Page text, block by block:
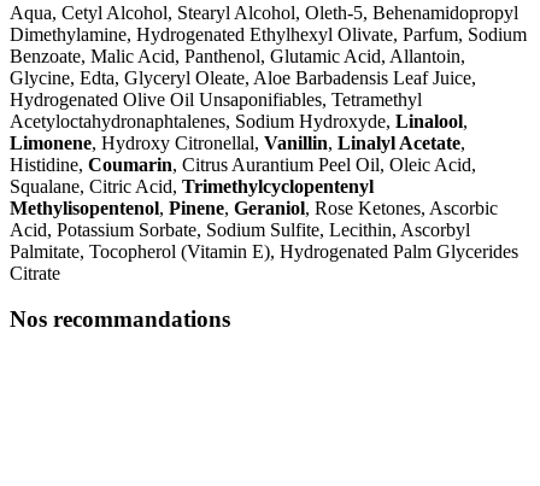
Aqua, Cetyl Alcohol, Stearyl Alcohol, Oleth-5, Behenamidopropyl
Dimethylamine, Hydrogenated Ethylhexyl Olivate, Parfum, Sodium
Benzoate, Malic Acid, Panthenol, Glutamic Acid, Allantoin,
Glycine, Edta, Glyceryl Oleate, Aloe Barbadensis Leaf Juice,
Hydrogenated Olive Oil Unsaponifiables, Tetramethyl
Acetyloctahydronaphtalenes, Sodium Hydroxyde, Linalool,
Limonene, Hydroxy Citronellal, Vanillin, Linalyl Acetate,
Histidine, Coumarin, Citrus Aurantium Peel Oil, Oleic Acid,
Squalane, Citric Acid, Trimethylcyclopentenyl
Methylisopentenol, Pinene, Geraniol, Rose Ketones, Ascorbic
Acid, Potassium Sorbate, Sodium Sulfite, Lecithin, Ascorbyl
Palmitate, Tocopherol (Vitamin E), Hydrogenated Palm Glycerides
Citrate
Nos recommandations